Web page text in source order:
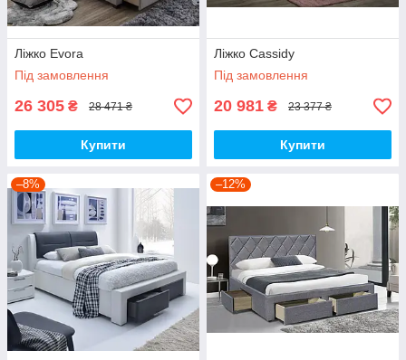
Ліжко Evora
Під замовлення
26 305 ₴ 28 471 ₴
Купити
Ліжко Cassidy
Під замовлення
20 981 ₴ 23 377 ₴
Купити
–8% –12%